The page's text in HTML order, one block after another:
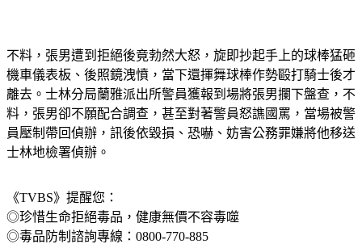
不料，張男遭到拒絕後竟勃然大怒，旋即抄起手上的球棒猛砸
機車儀表板、後照鏡洩憤，當下還揮舞球棒作勢毆打騎士後才
離去。士林分局蘭雅派出所警員獲報到場將張男攔下盤查，不
料，張男卻不願配合調查，甚至對著警員怒譙國罵，當場被警
員壓制帶回偵辦，訊後依毀損、恐嚇、妨害公務罪嫌將他移送
士林地檢署偵辦。
《TVBS》提醒您：
◎珍惜生命拒絕毒品，健康無價不容毒噬
◎毒品防制諮詢專線：0800-770-885